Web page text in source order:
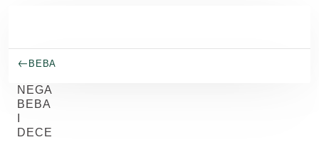
BEBA
NEGA
BEBA
DECE